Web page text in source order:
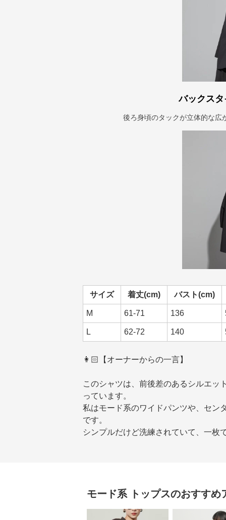
バックス
後ろ身頃のタックが立体的な広
サイズ 着丈(cm) バスト(cm)
M 61-71 136
L 62-72 140
👩🏻【オーナーからの一言】
このシャツは、前後差のあるシルエッ
っています。
私はモード系のワイドパンツや、セン
です。
シンプルだけど洗練されていて、一枚
モード系 トップスのおすすめ